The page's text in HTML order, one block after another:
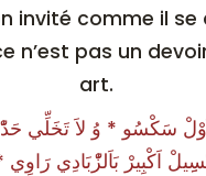
invité comme il se
n’est pas un
art.
اَكْبِيرْ بَاَلزّْبَادِي رَاوِي